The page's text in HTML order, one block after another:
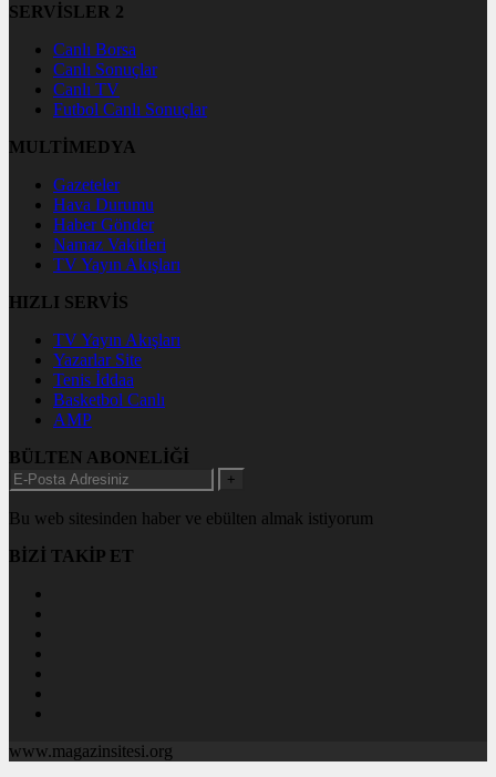
SERVİSLER 2
Canlı Borsa
Canlı Sonuçlar
Canlı TV
Futbol Canlı Sonuçlar
MULTİMEDYA
Gazeteler
Hava Durumu
Haber Gönder
Namaz Vakitleri
TV Yayın Akışları
HIZLI SERVİS
TV Yayın Akışları
Yazarlar Site
Tenis İddaa
Basketbol Canlı
AMP
BÜLTEN ABONELİĞİ
+
Bu web sitesinden haber ve ebülten almak istiyorum
BİZİ TAKİP ET
www.magazinsitesi.org